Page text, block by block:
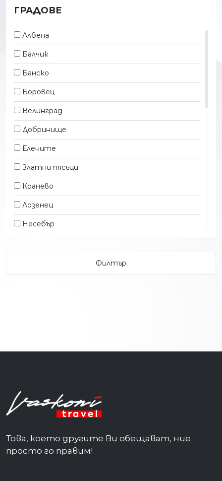
Интернет
Открит басейн
Паркинг
Ресторант
Сейф
СПА център
Тераса
Фитнес
Хладилник
ГРАДОВЕ
Албена
Балчик
Банско
Боровец
Велинград
Добринище
Елените
Златни пясъци
Кранево
Лозенец
Несебър
Св.Св. Константин и Елена
Свети Влас
Созопол
Това, което другите Ви обещават, ние
просто го правим!